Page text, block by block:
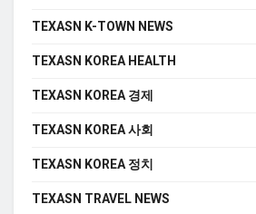
TEXASN K-TOWN NEWS
TEXASN KOREA HEALTH
TEXASN KOREA 경제
TEXASN KOREA 사회
TEXASN KOREA 정치
TEXASN TRAVEL NEWS